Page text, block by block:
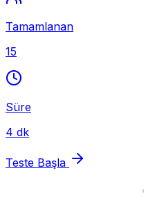
Tamamlanan
15
Süre
4 dk
Teste Başla